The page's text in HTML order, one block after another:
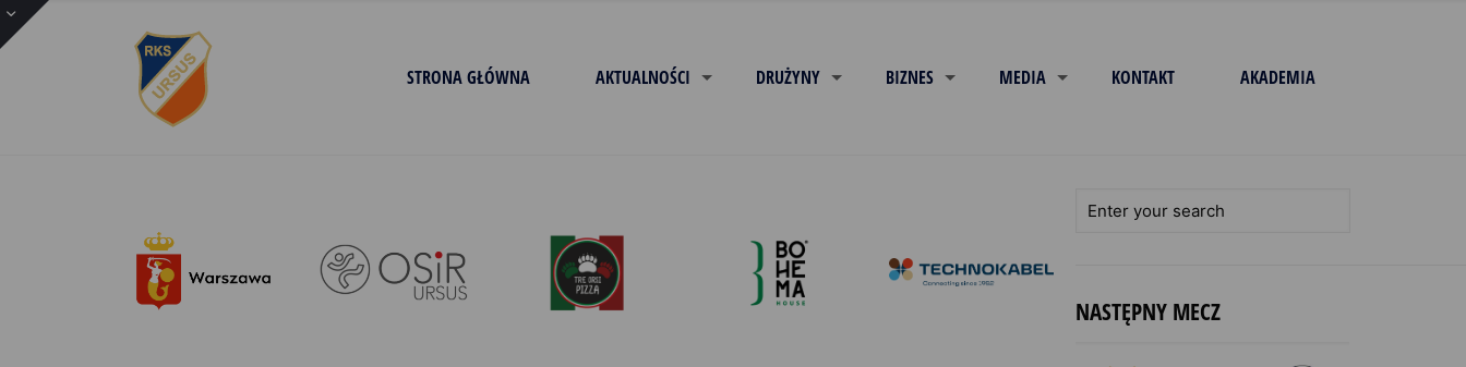
STRONA GŁÓWNA AKTUALNOŚCI DRUŻYNY BIZNES MEDIA KONTAKT AKADEMIA
NASTĘPNY MECZ